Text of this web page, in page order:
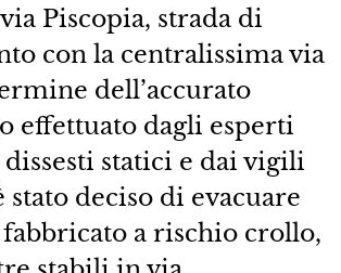
via Piscopia, strada di
con la centralissima via
dell’accurato
effettuato dagli esperti
statici e dai vigili
stato deciso di evacuare
a rischio crollo,